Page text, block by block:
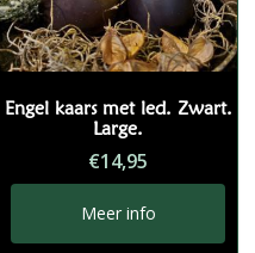
Engel kaars met led. Zwart.
Large.
€14,95
Meer info